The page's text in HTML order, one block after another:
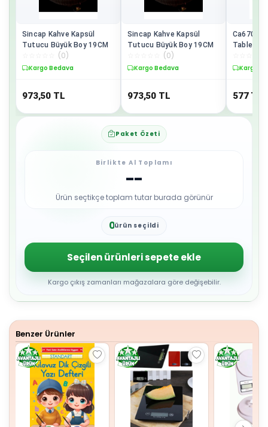
Sincap Kahve Kapsül
Tutucu Büyük Boy 19CM
(0)
Kargo Bedava
973,50 TL
Sincap Kahve Kapsül
Tutucu Büyük Boy 19CM
(0)
Kargo Bedava
973,50 TL
Ca6704/
Tablet
Kargo
577 TL
Paket Özeti
Birlikte Al Toplamı
--
Ürün seçtikçe toplam tutar burada görünür
0
2
3
4
5
6
8
ürün seçildi
Seçilen ürünleri sepete ekle
Kargo çıkış zamanları mağazalara göre değişebilir.
Benzer Ürünler